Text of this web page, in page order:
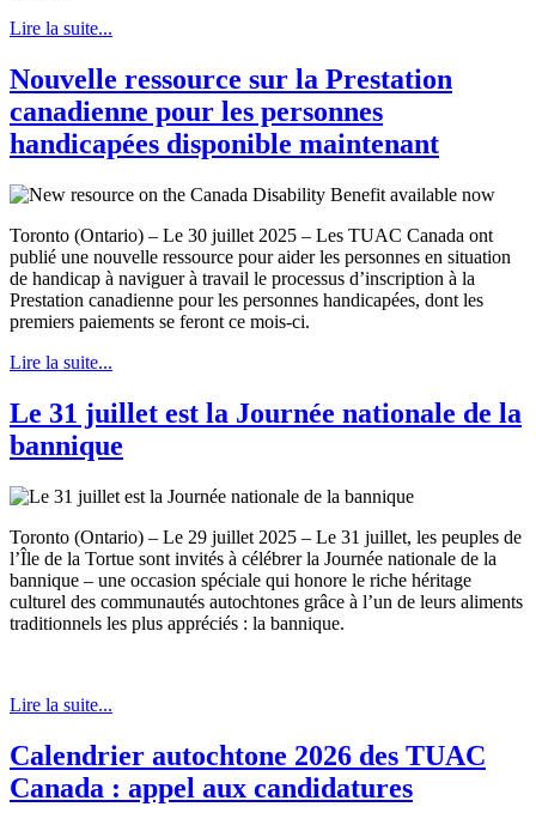
Lire la suite...
Nouvelle ressource sur la Prestation
canadienne pour les personnes
handicapées disponible maintenant
Toronto (Ontario) – Le 30 juillet 2025 – Les TUAC Canada ont
publié une nouvelle ressource pour aider les personnes en situation
de handicap à naviguer à travail le processus d’inscription à la
Prestation canadienne pour les personnes handicapées, dont les
premiers paiements se feront ce mois-ci.
Lire la suite...
Le 31 juillet est la Journée nationale de la
bannique
Toronto (Ontario) – Le 29 juillet 2025 – Le 31 juillet, les peuples de
l’Île de la Tortue sont invités à célébrer la Journée nationale de la
bannique – une occasion spéciale qui honore le riche héritage
culturel des communautés autochtones grâce à l’un de leurs aliments
traditionnels les plus appréciés : la bannique.
Lire la suite...
Calendrier autochtone 2026 des TUAC
Canada : appel aux candidatures